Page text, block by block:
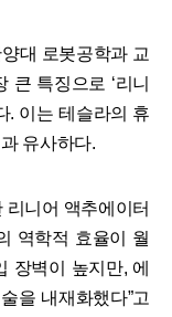
대 로봇공학과 교
큰 특징으로 ‘리니
. 이는 테슬라의 휴
유사하다.
리니어 액추에이터
역학적 효율이 월
장벽이 높지만, 에
을 내재화했다”고